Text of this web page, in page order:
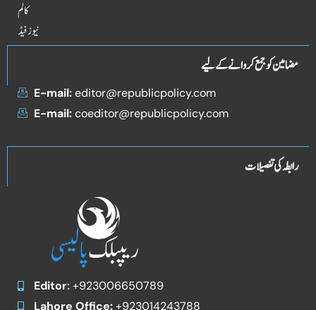
کالم
نیوز فیڈ
مضامین کو جمع کروانے کے لیے
E-mail:editor@republicpolicy.com
E-mail:coeditor@republicpolicy.com
رابطہ کی تفصیلات
Editor:+923006650789
Lahore Office:+923014243788